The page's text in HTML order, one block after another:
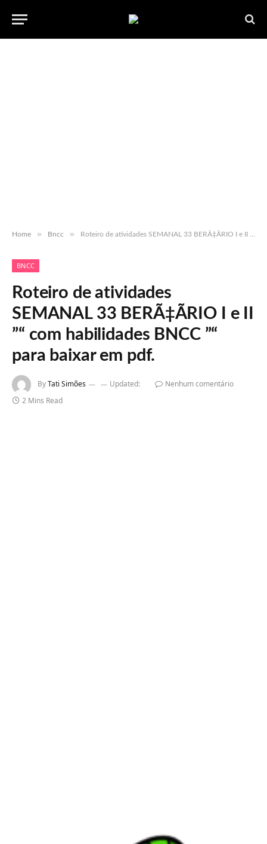
Home » Bncc » Roteiro de atividades SEMANAL 33 BERÃ‡ÃRIO I e II ”“ com habilidades BNCC ”“ para baixar em pdf.
BNCC
Roteiro de atividades
SEMANAL 33 BERÃ‡ÃRIO I e II
”“ com habilidades BNCC ”“
para baixar em pdf.
ByTati Simões Updated:
Nenhum comentário
2 Mins Read